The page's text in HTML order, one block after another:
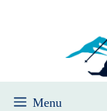
Menu